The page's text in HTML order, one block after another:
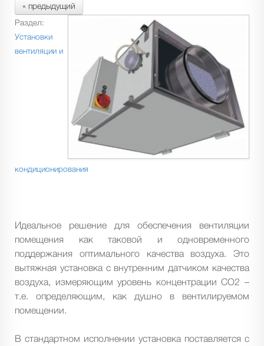
« предыдущий
Раздел:
Установки
вентиляции и
кондиционирования
Идеальное решение для обеспечения вентиляции
помещения как таковой и одновременного
поддержания оптимального качества воздуха. Это
вытяжная установка с внутренним датчиком качества
воздуха, измеряющим уровень концентрации CO2 –
т.е. определяющим, как душно в вентилируемом
помещении.
В стандартном исполнении установка поставляется с